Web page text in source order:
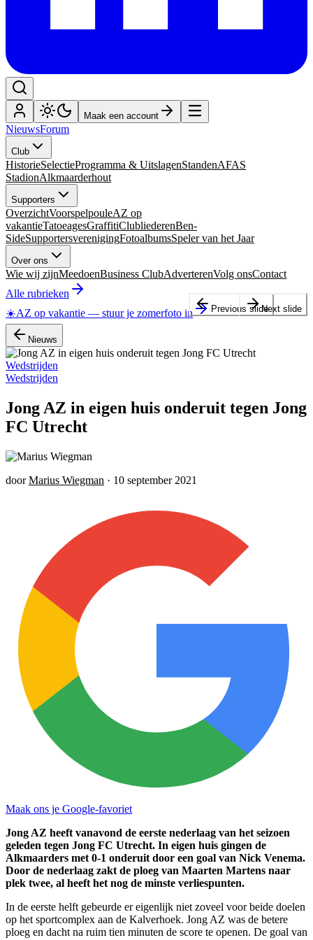
Maak een account
NieuwsForum
Club
HistorieSelectieProgramma & UitslagenStandenAFAS
StadionAlkmaarderhout
Supporters
OverzichtVoorspelpouleAZ op
vakantieTatoeagesGraffitiClubliederenBen-
SideSupportersverenigingFotoalbumsSpeler van het Jaar
Over ons
Wie wij zijnMeedoenBusiness ClubAdverterenVolg onsContact
Alle rubrieken
☀️AZ op vakantie — stuur je zomerfoto in
Nieuws
Wedstrijden
Wedstrijden
Jong AZ in eigen huis onderuit tegen Jong
FC Utrecht
door Marius Wiegman · 10 september 2021
Maak ons je Google-favoriet
Jong AZ heeft vanavond de eerste nederlaag van het seizoen
geleden tegen Jong FC Utrecht. In eigen huis gingen de
Alkmaarders met 0-1 onderuit door een goal van Nick Venema.
Door de nederlaag zakt de ploeg van Maarten Martens naar
plek twee, al heeft het nog de minste verliespunten.
In de eerste helft gebeurde er eigenlijk niet zoveel voor beide doelen
op het sportcomplex aan de Kalverhoek. Jong AZ was de betere
ploeg en dacht na ruim tien minuten de score te openen. De goal van
Previous slideNext slide